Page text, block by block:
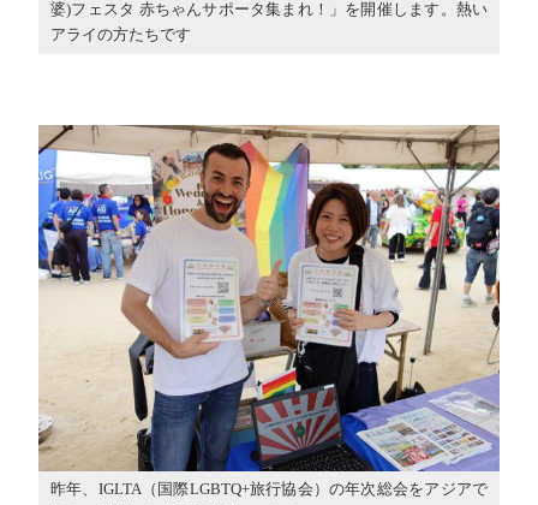
婆)フェスタ 赤ちゃんサポータ集まれ！」を開催します。熱い
アライの方たちです
昨年、IGLTA（国際LGBTQ+旅行協会）の年次総会をアジアで